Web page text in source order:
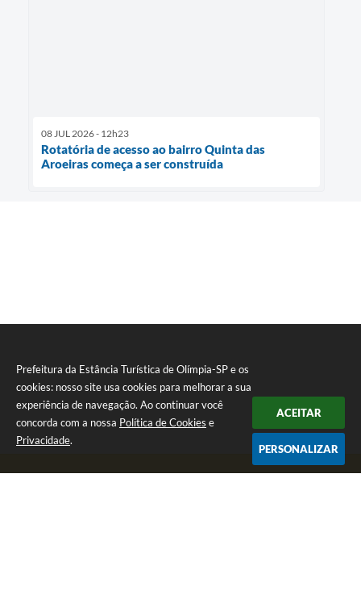
Prefeitura da Estância Turística de Olímpia-SP e os
cookies: nosso site usa cookies para melhorar a sua
experiência de navegação. Ao continuar você
concorda com a nossa Política de Cookies e
Privacidade.
ACEITAR
PERSONALIZAR
08 JUL 2026 - 12h23
Rotatória de acesso ao bairro Quinta das
Aroeiras começa a ser construída